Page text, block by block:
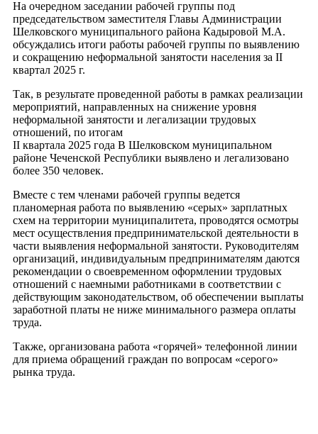
На очередном заседании рабочей группы под
председательством заместителя Главы Администрации
Шелковского муниципального района Кадыровой М.А.
обсуждались итоги работы рабочей группы по выявлению
и сокращению неформальной занятости населения за II
квартал 2025 г.
Так, в результате проведенной работы в рамках реализации
мероприятий, направленных на снижение уровня
неформальной занятости и легализации трудовых
отношений, по итогам
II квартала 2025 года В Шелковском муниципальном
районе Чеченской Республики выявлено и легализовано
более 350 человек.
Вместе с тем членами рабочей группы ведется
планомерная работа по выявлению «серых» зарплатных
схем на территории муниципалитета, проводятся осмотры
мест осуществления предпринимательской деятельности в
части выявления неформальной занятости. Руководителям
организаций, индивидуальным предпринимателям даются
рекомендации о своевременном оформлении трудовых
отношений с наемными работниками в соответствии с
действующим законодательством, об обеспечении выплаты
заработной платы не ниже минимального размера оплаты
труда.
Также, организована работа «горячей» телефонной линии
для приема обращений граждан по вопросам «серого»
рынка труда.